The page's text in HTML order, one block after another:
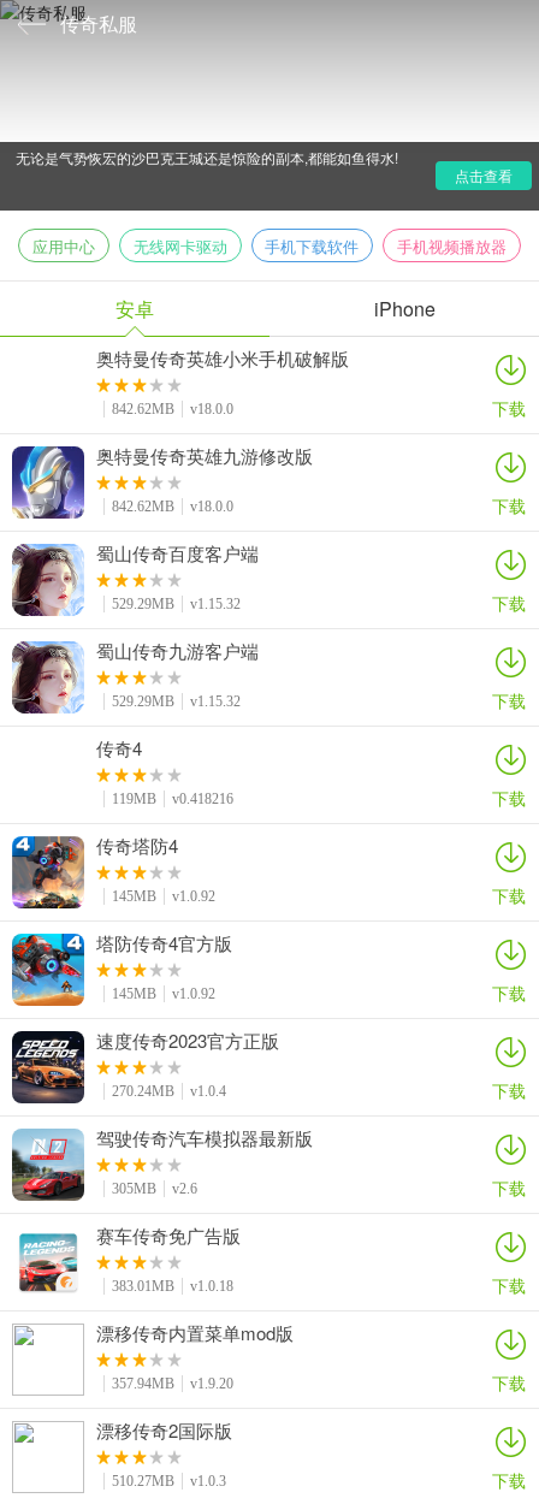
传奇私服
无论是气势恢宏的沙巴克王城还是惊险的副本,都能如鱼得水!
点击查看
应用中心 无线网卡驱动 手机下载软件 手机视频播放器
安卓 iPhone
奥特曼传奇英雄小米手机破解版
842.62MB v18.0.0 下载
奥特曼传奇英雄九游修改版
842.62MB v18.0.0 下载
蜀山传奇百度客户端
529.29MB v1.15.32 下载
蜀山传奇九游客户端
529.29MB v1.15.32 下载
传奇4
119MB v0.418216 下载
传奇塔防4
145MB v1.0.92 下载
塔防传奇4官方版
145MB v1.0.92 下载
速度传奇2023官方正版
270.24MB v1.0.4 下载
驾驶传奇汽车模拟器最新版
305MB v2.6 下载
赛车传奇免广告版
383.01MB v1.0.18 下载
漂移传奇内置菜单mod版
357.94MB v1.9.20 下载
漂移传奇2国际版
510.27MB v1.0.3 下载